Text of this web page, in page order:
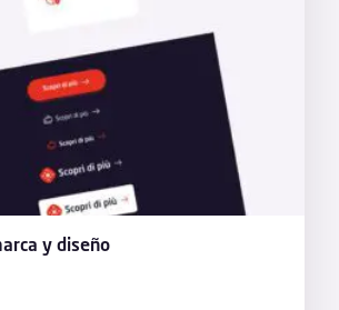
y diseño